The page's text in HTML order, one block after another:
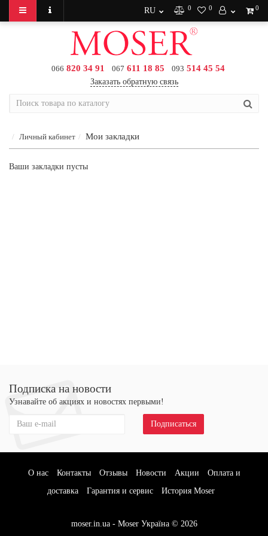
0
RU 0 0
066 820 34 91 067 611 18 85 093 514 45 54
Заказать обратную связь
Личный кабинет Мои закладки
Ваши закладки пусты
Подписка на новости
Узнавайте об акциях и новостях первыми!
Подписаться
О нас Контакты Отзывы Новости Акции
Оплата и
доставка
Гарантия и сервис История Moser
moser.in.ua - Moser Україна © 2026